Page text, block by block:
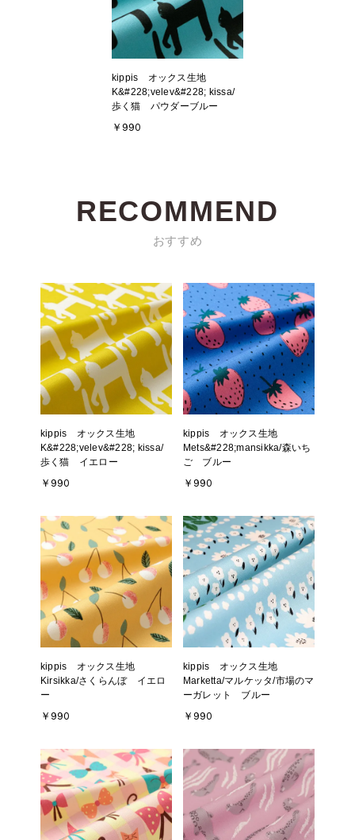
kippis オックス生地
K&#228;velev&#228; kissa/
歩く猫 パウダーブルー
￥990
RECOMMEND
おすすめ
kippis オックス生地
K&#228;velev&#228; kissa/
歩く猫 イエロー
￥990
kippis オックス生地
Mets&#228;mansikka/森いち
ご ブルー
￥990
kippis オックス生地
Kirsikka/さくらんぼ イエロ
ー
￥990
kippis オックス生地
Marketta/マルケッタ/市場のマ
ーガレット ブルー
￥990